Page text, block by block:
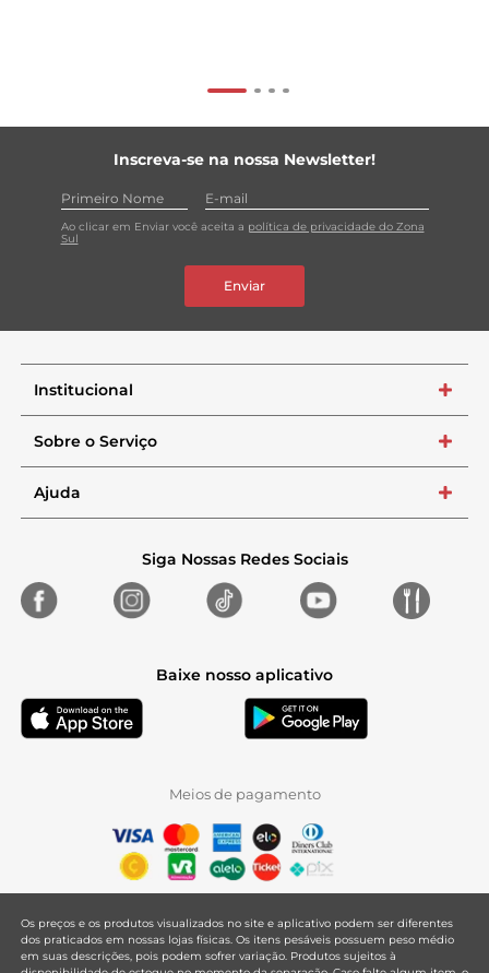
Inscreva-se na nossa Newsletter!
Ao clicar em Enviar você aceita a política de privacidade do Zona
Sul
Enviar
Institucional +
Sobre o Serviço +
Ajuda +
Siga Nossas Redes Sociais
Baixe nosso aplicativo
Meios de pagamento
Os preços e os produtos visualizados no site e aplicativo podem ser diferentes
dos praticados em nossas lojas físicas. Os itens pesáveis possuem peso médio
em suas descrições, pois podem sofrer variação. Produtos sujeitos à